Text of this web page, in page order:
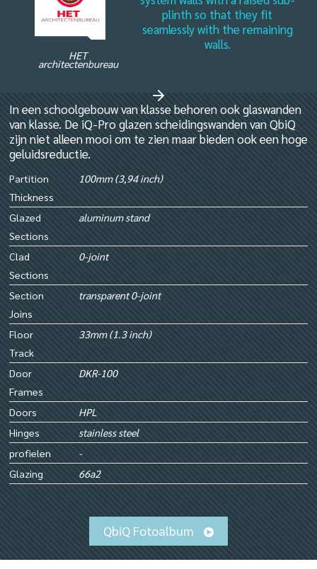
HET
architectenbureau
plinth so that they fit
seamlessly with the remaining
walls.
In een schoolgebouw van klasse behoren ook glaswanden
van klasse. De iQ-Pro glazen scheidingswanden van QbiQ
zijn niet alleen mooi om te zien maar bieden ook een hoge
geluidsreductie.
Partition
Thickness
100mm (3,94 inch)
Glazed
Sections
aluminum stand
Clad
Sections
0-joint
Section
Joins
transparent 0-joint
Floor
Track
33mm (1.3 inch)
Door
Frames
DKR-100
Doors
HPL
Hinges
stainless steel
profielen
-
Glazing
66a2
QbiQ Fotoalbum